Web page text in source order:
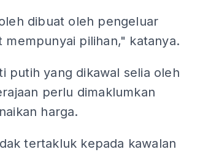
dibuat oleh pengeluar
mempunyai pilihan," katanya.
putih yang dikawal selia oleh
perlu dimaklumkan
harga.
tertakluk kepada kawalan